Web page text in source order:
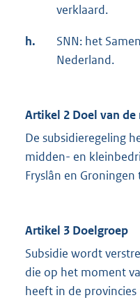
verklaard.
h.
SNN: het
Nederland.
Artikel 2 Doel van de
De subsidieregeling
midden- en
Fryslân en
Artikel 3 Doelgroep
Subsidie wordt
die op het moment
heeft in de